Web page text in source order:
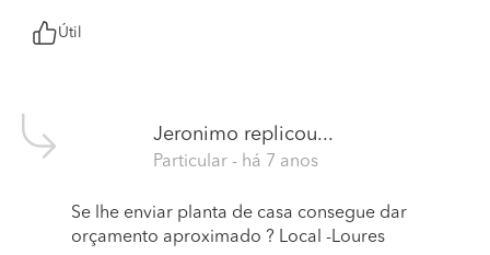
Útil
Jeronimo replicou...
Particular - há 7 anos
Se lhe enviar planta de casa consegue dar
orçamento aproximado ? Local -Loures